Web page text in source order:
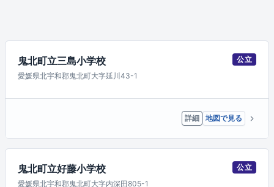
鬼北町立三島小学校
公立
愛媛県北宇和郡鬼北町大字延川43-1
詳細 地図で見る
鬼北町立好藤小学校
公立
愛媛県北宇和郡鬼北町大字内深田805-1